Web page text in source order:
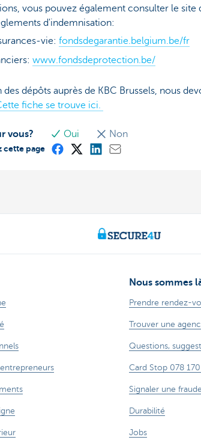
vous pouvez également consulter le
d'indemnisation:
vie: fondsdegarantie.belgium.be/fr
www.fondsdeprotection.be/
dépôts auprès de KBC Brussels, nous
fiche se trouve ici.
vous? Oui Non
cette page
Nous sommes
Prendre rendez-
Trouver une
Questions,
Card Stop 078
Signaler une
Durabilité
Jobs